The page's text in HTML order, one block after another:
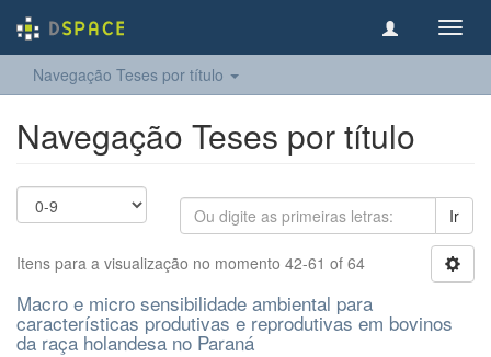
Navegação Teses por título
Navegação Teses por título
Ir
Itens para a visualização no momento 42-61 of 64
Macro e micro sensibilidade ambiental para
características produtivas e reprodutivas em bovinos
da raça holandesa no Paraná